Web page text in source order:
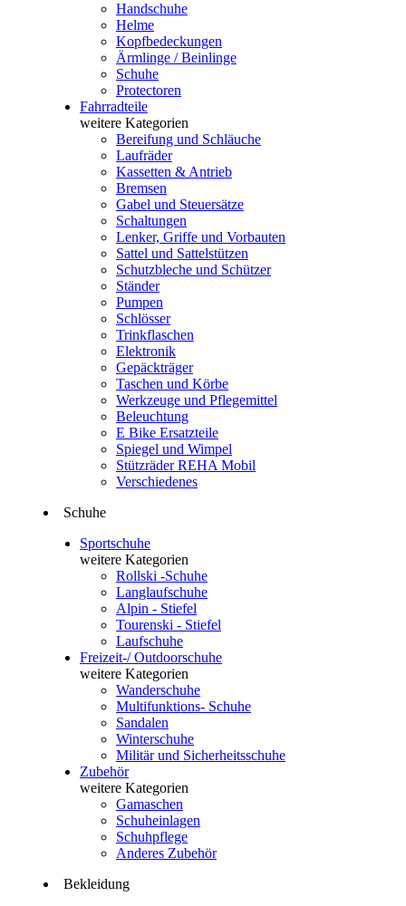
Handschuhe
Helme
Kopfbedeckungen
Ärmlinge / Beinlinge
Schuhe
Protectoren
Fahrradteile
weitere Kategorien
Bereifung und Schläuche
Laufräder
Kassetten & Antrieb
Bremsen
Gabel und Steuersätze
Schaltungen
Lenker, Griffe und Vorbauten
Sattel und Sattelstützen
Schutzbleche und Schützer
Ständer
Pumpen
Schlösser
Trinkflaschen
Elektronik
Gepäckträger
Taschen und Körbe
Werkzeuge und Pflegemittel
Beleuchtung
E Bike Ersatzteile
Spiegel und Wimpel
Stützräder REHA Mobil
Verschiedenes
Schuhe
Sportschuhe
weitere Kategorien
Rollski -Schuhe
Langlaufschuhe
Alpin - Stiefel
Tourenski - Stiefel
Laufschuhe
Freizeit-/ Outdoorschuhe
weitere Kategorien
Wanderschuhe
Multifunktions- Schuhe
Sandalen
Winterschuhe
Militär und Sicherheitsschuhe
Zubehör
weitere Kategorien
Gamaschen
Schuheinlagen
Schuhpflege
Anderes Zubehör
Bekleidung